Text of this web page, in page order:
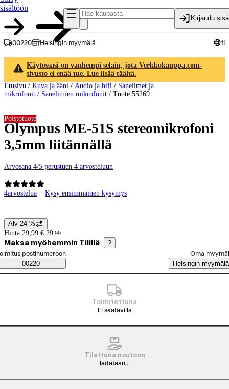
sisältöön
Kirjaudu
00220 Helsingin myymälä fi
Käytössäsi on vanhempi selain, jota Verkkokauppa.com-
sivusto ei enää tue. Lue lisää täältä.
Etusivu / Kuva ja ääni / Audio ja hifi / Sanelimet ja
mikrofonit / Sanelimien mikrofonit / Tuote 55269
Olympus ME-51S stereomikrofoni
3,5mm liitännällä
Arvosana 4/5 perustuen 4 arvosteluun
4arvostelua Kysy ensimmäinen kysymys
Poistotuote
Hintatiedot
Alv 24 %
Hinta 29,99 €. 29,99
Maksa myöhemmin Tilillä ?
Saatavuustiedot
tilaustapa
postinumeroon
00220
Oma
Helsingin myymälä
Toimitettuna
Ei saatavilla
Tilattuna noutoon
ladataan...